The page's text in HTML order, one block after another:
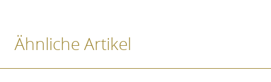
Ähnliche Artikel